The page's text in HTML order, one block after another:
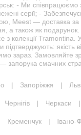
- Ми співпрацюємо
серії; -
Meest — доставка за
а також як подарунок.
колекції
підтверджують:
зараз. Замовляйте
смачних
| Запоріжжя |
Чернігів | Черкаси |
Кременчук | Івано-